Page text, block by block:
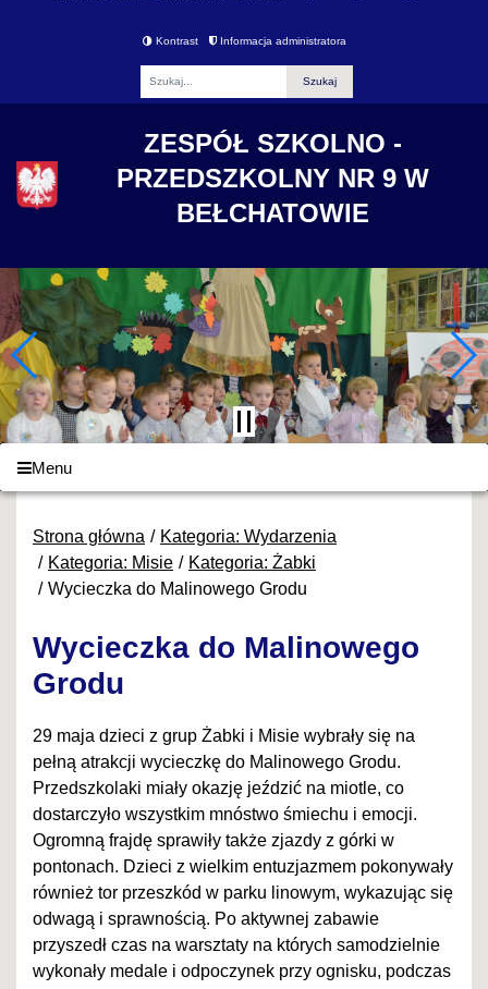
Kontrast Informacja administratora
ZESPÓŁ SZKOLNO -
PRZEDSZKOLNY NR 9 W
BEŁCHATOWIE
Menu
Strona główna
Kategoria: Wydarzenia
Kategoria: Misie
Kategoria: Żabki
Wycieczka do Malinowego Grodu
Wycieczka do Malinowego
Grodu
29 maja dzieci z grup Żabki i Misie wybrały się na
pełną atrakcji wycieczkę do Malinowego Grodu.
Przedszkolaki miały okazję jeździć na miotle, co
dostarczyło wszystkim mnóstwo śmiechu i emocji.
Ogromną frajdę sprawiły także zjazdy z górki w
pontonach. Dzieci z wielkim entuzjazmem pokonywały
również tor przeszkód w parku linowym, wykazując się
odwagą i sprawnością. Po aktywnej zabawie
przyszedł czas na warsztaty na których samodzielnie
wykonały medale i odpoczynek przy ognisku, podczas